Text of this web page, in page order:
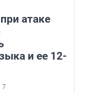
атаке
и ее 12-
7